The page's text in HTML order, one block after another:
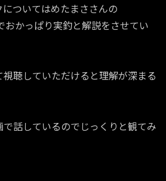
ついてはめたまささんの
かっぱり実釣と解説をさせてい
聴していただけると理解が深まる
話しているのでじっくりと観てみ